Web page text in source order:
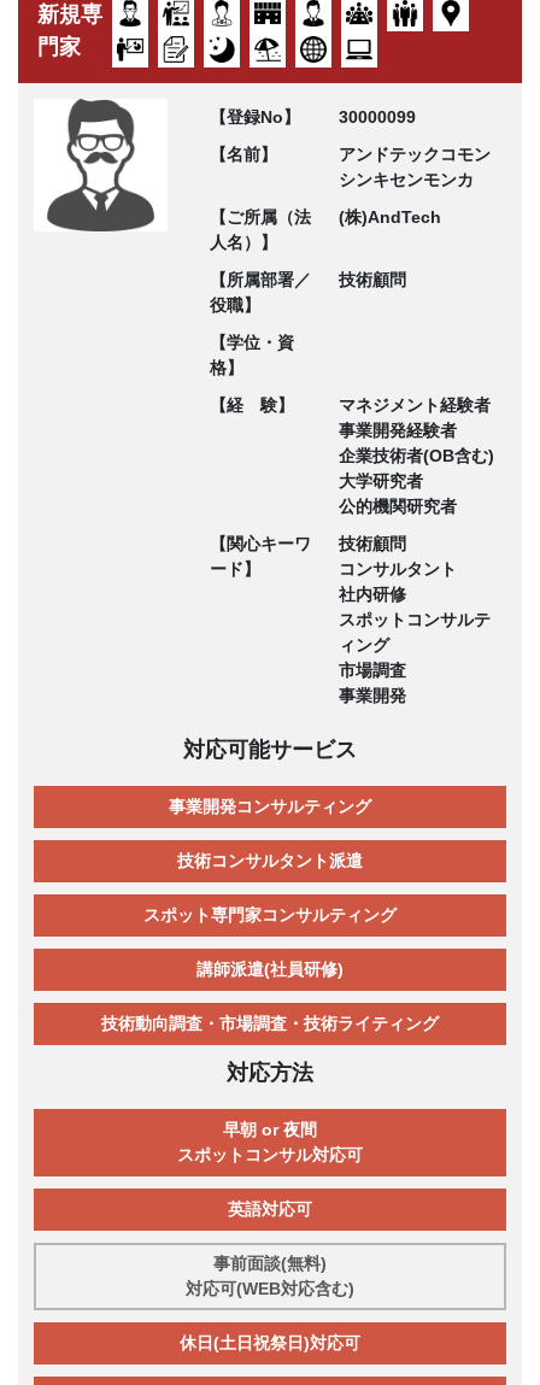
新規専
門家
【登録No】
30000099
【名前】
アンドテックコモン
シンキセンモンカ
【ご所属（法
人名）】
(株)AndTech
【所属部署／
役職】
技術顧問
【学位・資
格】
【経 験】
マネジメント経験者
事業開発経験者
企業技術者(OB含む)
大学研究者
公的機関研究者
【関心キーワ
ード】
技術顧問
コンサルタント
社内研修
スポットコンサルテ
ィング
市場調査
事業開発
対応可能サービス
事業開発コンサルティング
技術コンサルタント派遣
スポット専門家コンサルティング
講師派遣(社員研修)
技術動向調査・市場調査・技術ライティング
対応方法
早朝 or 夜間
スポットコンサル対応可
英語対応可
事前面談(無料)
対応可(WEB対応含む)
休日(土日祝祭日)対応可